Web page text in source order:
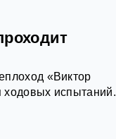
«Виктор
ходовых испытаний.